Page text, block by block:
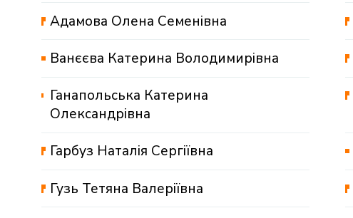
Адамова Олена Семенівна
Ванєєва Катерина Володимирівна
Ганапольська Катерина
Олександрівна
Гарбуз Наталія Сергіївна
Гузь Тетяна Валеріївна